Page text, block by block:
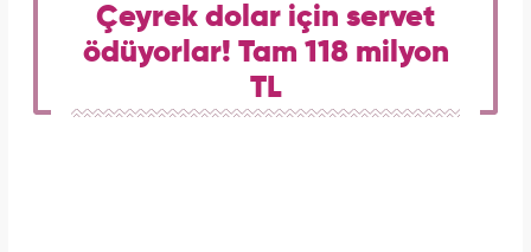
Çeyrek dolar için servet
ödüyorlar! Tam 118 milyon
TL